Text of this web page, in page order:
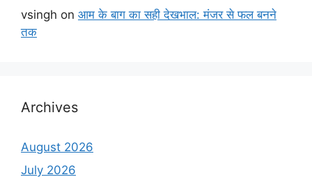
vsingh on आम के बाग का सही देखभाल: मंजर से फल बनने
तक
Archives
August 2026
July 2026